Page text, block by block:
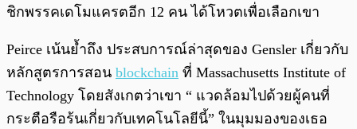
ชิกพรรคเดโมแครตอีก 12 คน ได้โหวตเพื่อเลือกเขา
Peirce เน้นย้ำถึง ประสบการณ์ล่าสุดของ Gensler เกี่ยวกับ
หลักสูตรการสอน blockchain ที่ Massachusetts Institute of
Technology โดยสังเกตว่าเขา “ แวดล้อมไปด้วยผู้คนที่
กระตือรือร้นเกี่ยวกับเทคโนโลยีนี้” ในมุมมองของเธอ